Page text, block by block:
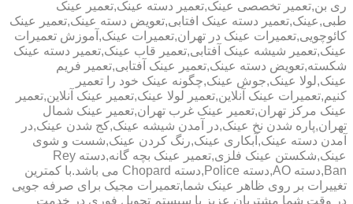
ری بن,تعمیر تخصصی عینک,تعمیر دسته عینک,تعمیر عینک
طبی,عینک,تعمیر دسته عینک افتابی,تعویض دسته عینک,تعمیر عینک
کائوچویی,تعمیرات عینک در تهران,تعمیرات عینک,آموزش تعمیرات
عینک,تعمیر شیشه عینک آفتابی,تعمیر قاب عینک,تعمیر دسته عینک
شکسته,تعویض دسته عینک,تعمیر عینک آفتابی,تعمیر فریم
عینک,لولا عینک,جوش عینک,چگونه عینک خود را تعمیر
کنیم,تعمیرات عینک آنلاین,تعمیر لولا عینک,تعمیر عینک آنلاین,تعمیر
عینک مرکز تهران,تعمیر عینک غرب تهران,تعمیر عینک شمال
تهران,پاره شدن نخ عینک,در آمدن شیشه عینک,کج شدن عینک,در
آمدن دسته عینک,آبکاری عینک,رنگ کردن عینک,شست و شوی
عینک,شکستن عینک فلزی,تعمیر عینک بچه گانه,دسته Rey
Ban,دسته AO,دسته Police,دسته Chopard می باشد.با کمترین
تغییرات بر روی ظاهر عینک شما,تعمیرات مجیک برای صرفه جویی
در وقت شما مشتریان عزیز با سیستم تحویل فوری در خدمت